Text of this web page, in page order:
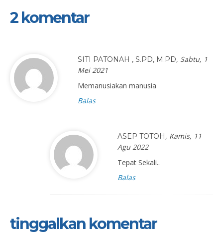
2 komentar
SITI PATONAH , S.PD, M.PD, Sabtu, 1
Mei 2021
Memanusiakan manusia
Balas
ASEP TOTOH, Kamis, 11
Agu 2022
Tepat Sekali..
Balas
tinggalkan komentar